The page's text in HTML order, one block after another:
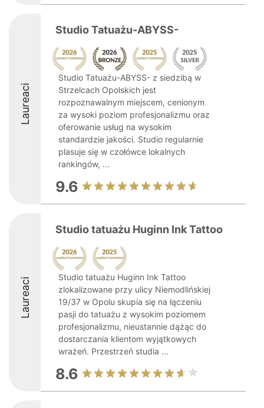
Laureaci
Studio Tatuażu-ABYSS-
Studio Tatuażu-ABYSS- z siedzibą w
Strzelcach Opolskich jest
rozpoznawalnym miejscem, cenionym
za wysoki poziom profesjonalizmu oraz
oferowanie usług na wysokim
standardzie jakości. Studio regularnie
plasuje się w czołówce lokalnych
rankingów, ...
9.6
Laureaci
Studio tatuażu Huginn Ink Tattoo
Studio tatuażu Huginn Ink Tattoo
zlokalizowane przy ulicy Niemodlińskiej
19/37 w Opolu skupia się na łączeniu
pasji do tatuażu z wysokim poziomem
profesjonalizmu, nieustannie dążąc do
dostarczania klientom wyjątkowych
wrażeń. Przestrzeń studia ...
8.6